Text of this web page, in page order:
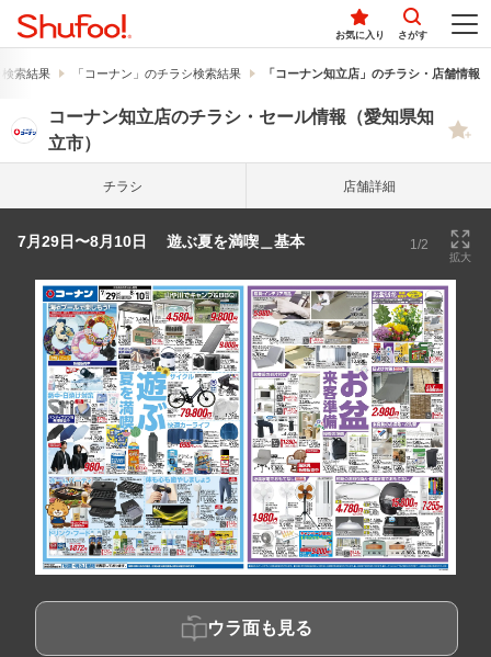
お気に入り さがす
索結果 「コーナン」のチラシ検索結果 「コーナン知立店」のチラシ・店舗情報
コーナン知立店のチラシ・セール情報（愛知県知
立市）
チラシ 店舗詳細
7月29日〜8月10日 遊ぶ夏を満喫＿基本 1/2
拡大
ウラ面も見る